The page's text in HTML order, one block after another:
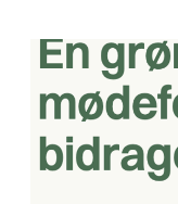
MD Groen